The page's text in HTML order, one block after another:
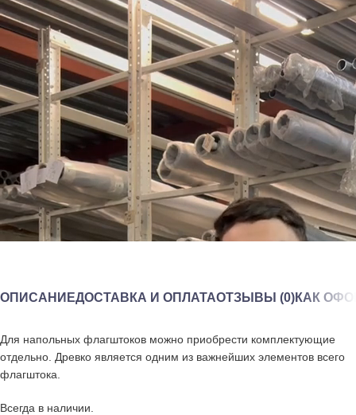
ОПИСАНИЕДОСТАВКА И ОПЛАТАОТЗЫВЫ (0)КАК
Для напольных флагштоков можно приобрести комплектующие
отдельно. Древко является одним из важнейших элементов всего
флагштока.
Всегда в наличии.